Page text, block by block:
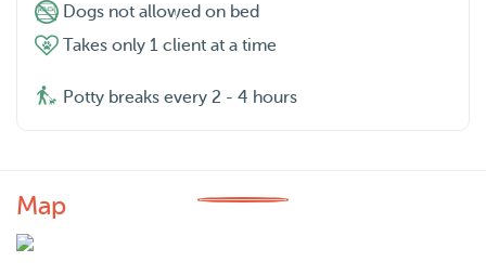
Dogs not allowed on bed
Takes only 1 client at a time
Potty breaks every 2 - 4 hours
Map